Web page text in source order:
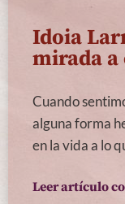
Idoia
mirada a
Cuando
alguna forma
en la vida a lo
Leer artículo